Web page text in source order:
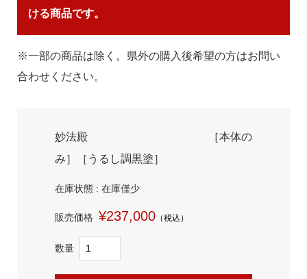
ける商品です。
※一部の商品は除く。県外の購入後希望の方はお問い
合わせください。
妙法殿 ［本体の
み］［うるし調黒塗］
在庫状態 : 在庫僅少
販売価格 ¥237,000（税込）
数量